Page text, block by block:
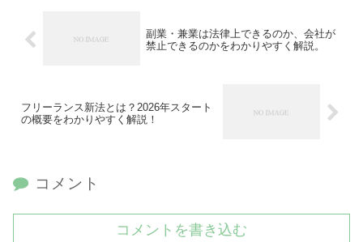
副業・兼業は法律上できるのか、会社が
禁止できるのかをわかりやすく解説。
フリーランス新法とは？2026年スタート
の概要をわかりやすく解説！
コメント
コメントを書き込む